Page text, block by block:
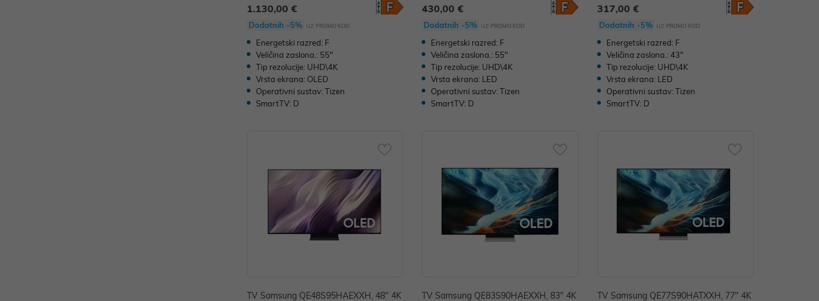
1.130,00 €
Dodatnih -5% uz PROMO KOD
Energetski razred: F
Veličina zaslona.: 55"
Tip rezolucije: UHD\4K
Vrsta ekrana: OLED
Operativni sustav: Tizen
SmartTV: D
430,00 €
Dodatnih -5% uz PROMO KOD
Energetski razred: F
Veličina zaslona.: 55"
Tip rezolucije: UHD\4K
Vrsta ekrana: LED
Operativni sustav: Tizen
SmartTV: D
317,00 €
Dodatnih -5% uz PROMO KOD
Energetski razred: F
Veličina zaslona.: 43"
Tip rezolucije: UHD\4K
Vrsta ekrana: LED
Operativni sustav: Tizen
SmartTV: D
TV Samsung QE48S95HAEXXH, 48" 4K
TV Samsung QE83S90HAEXXH, 83" 4K
TV Samsung QE77S90HATXXH, 77" 4K